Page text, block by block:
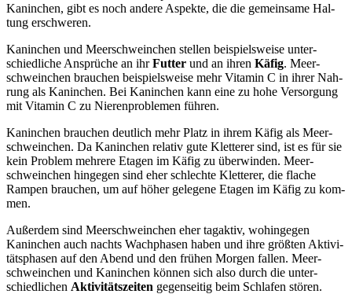
Kanin­chen, gibt es noch ande­re Aspek­te, die die gemein­sa­me Hal­
tung erschwe­ren.
Kanin­chen und Meer­schwein­chen stel­len bei­spiels­wei­se unter­
schied­li­che Ansprü­che an ihrFut­ter und an ihren Käfig. Meer­
schwein­chen brau­chen bei­spiels­wei­se mehr Vit­amin C in ihrer Nah­
rung als Kanin­chen. Bei Kanin­chen kann eine zu hohe Ver­sor­gung
mit Vit­amin C zu Nie­ren­pro­ble­men füh­ren.
Kanin­chen brau­chen deut­lich mehr Platz in ihrem Käfig als Meer­
schwein­chen. Da Kanin­chen rela­tiv gute Klet­te­rer sind, ist es für sie
kein Pro­blem meh­re­re Eta­gen im Käfig zu über­win­den. Meer­
schwein­chen hin­ge­gen sind eher schlech­te Klet­te­rer, die fla­che
Ram­pen brau­chen, um auf höher gele­ge­ne Eta­gen im Käfig zu kom­
men.
Außer­dem sind Meer­schwein­chen eher tag­ak­tiv, wohin­ge­gen
Kanin­chen auch nachts Wach­pha­sen haben und ihre größ­ten Akti­vi­
täts­pha­sen auf den Abend und den frü­hen Mor­gen fal­len. Meer­
schwein­chen und Kanin­chen kön­nen sich also durch die unter­
schied­li­chen Akti­vi­täts­zei­ten gegen­sei­tig beim Schla­fen stö­ren.